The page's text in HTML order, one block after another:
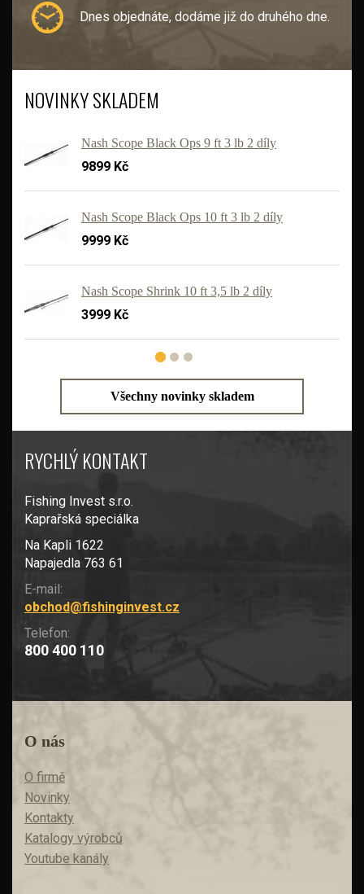
Dnes objednáte, dodáme již do druhého dne.
NOVINKY SKLADEM
Nash Scope Black Ops 9 ft 3 lb 2 díly
9899 Kč
Nash Scope Black Ops 10 ft 3 lb 2 díly
9999 Kč
Nash Scope Shrink 10 ft 3,5 lb 2 díly
3999 Kč
Všechny novinky skladem
RYCHLÝ KONTAKT
Fishing Invest s.r.o.
Kaprařská speciálka
Na Kapli 1622
Napajedla 763 61
E-mail:
obchod@fishinginvest.cz
Telefon:
800 400 110
O nás
O firmě
Novinky
Kontakty
Katalogy výrobců
Youtube kanály